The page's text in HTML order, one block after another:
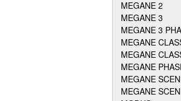
MEGANE 2
MEGANE 3
MEGANE 3
MEGANE
MEGANE
MEGANE
MEGANE
MEGANE